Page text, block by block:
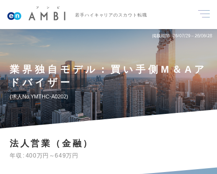
若手ハイキャリアのスカウト転職
掲載期間 26/07/29～26/08/28
業界独自モデル：買い手側M＆Aア
ドバイザー
求人No.YMTHC-A0202
法人営業（金融）
年収 400万円～649万円